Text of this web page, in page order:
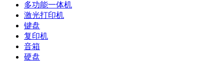
多功能一体机
激光打印机
键盘
复印机
音箱
硬盘